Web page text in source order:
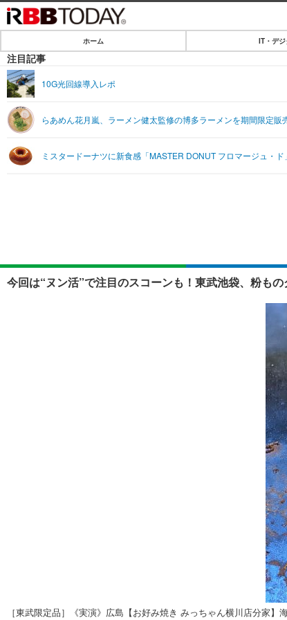
IT・デジタル
ショッピング
SPEED TEST
エンタメ
エンタメTOP
ショッピング
ライフ
ホーム IT・デ
注目記事
10G光回線導入レポ
らあめん花月嵐、ラーメン健太監修の博多ラーメンを期間限定販
ミスタードーナツに新食感「MASTER DONUT フロマージュ・ド
今回は“ヌン活”で注目のスコーンも！東武池袋、粉も
［東武限定品］《実演》広島【お好み焼き みっちゃん横川店分家